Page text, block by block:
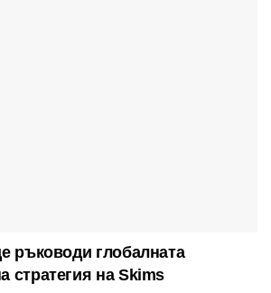
ръководи глобалната
стратегия на Skims